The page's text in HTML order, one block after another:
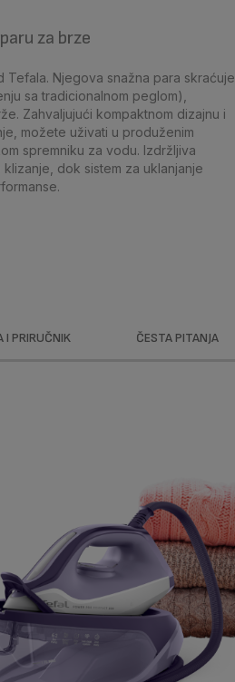
za brze
Njegova snažna para skraćuje
sa tradicionalnom peglom),
Zahvaljujući kompaktnom dizajnu i
možete uživati ​​u produženim
spremniku za vodu. Izdržljiva
dok sistem za uklanjanje
I PRIRUČNIK ČESTA PITANJA